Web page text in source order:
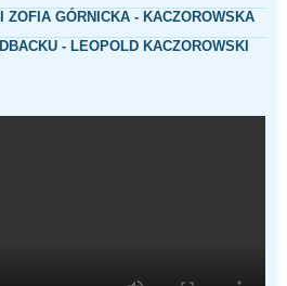
GÓRNICKA - KACZOROWSKA
- LEOPOLD KACZOROWSKI